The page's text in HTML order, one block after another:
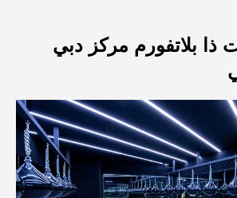
نخلة جميرا: مقارنة واضحة لمشتري
ذا بلاتفورم مركز دبي